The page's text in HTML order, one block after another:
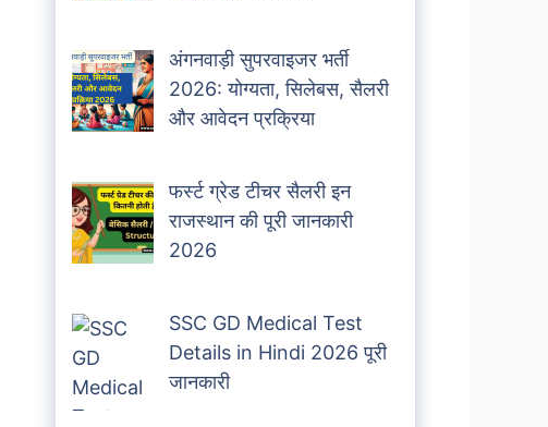
अंगनवाड़ी सुपरवाइजर भर्ती
2026: योग्यता, सिलेबस, सैलरी
और आवेदन प्रक्रिया
फर्स्ट ग्रेड टीचर सैलरी इन
राजस्थान की पूरी जानकारी
2026
SSC GD Medical Test
Details in Hindi 2026 पूरी
जानकारी